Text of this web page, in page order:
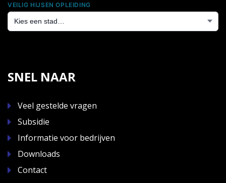
VEILIG HIJSEN OPLEIDING
SNEL NAAR
Veel gestelde vragen
Subsidie
Informatie voor bedrijven
Downloads
Contact